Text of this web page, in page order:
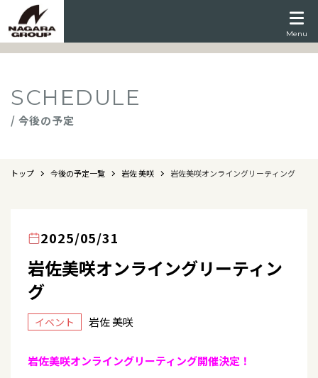
Menu
SCHEDULE
/ 今後の予定
トップ 今後の予定一覧 岩佐 美咲 岩佐美咲オンライングリーティング
2025/05/31
岩佐美咲オンライングリーティン
グ
イベント 岩佐 美咲
岩佐美咲オンライングリーティング開催決定！